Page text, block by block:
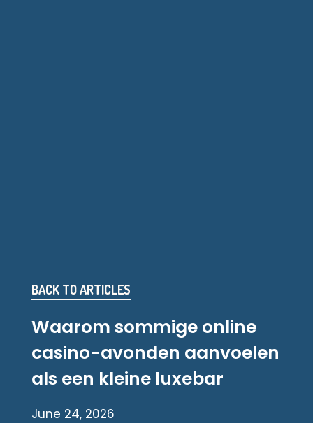
BACK TO ARTICLES
Waarom sommige online
casino-avonden aanvoelen
als een kleine luxebar
June 24, 2026